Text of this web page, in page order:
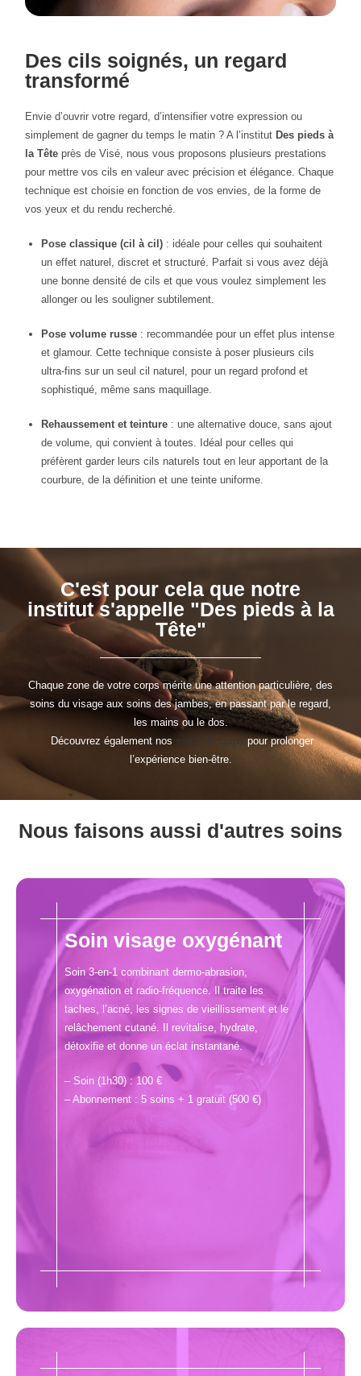
Des cils soignés, un regard
transformé
Envie d’ouvrir votre regard, d’intensifier votre expression ou
simplement de gagner du temps le matin ? A l’institut Des pieds à
la Tête près de Visé, nous vous proposons plusieurs prestations
pour mettre vos cils en valeur avec précision et élégance. Chaque
technique est choisie en fonction de vos envies, de la forme de
vos yeux et du rendu recherché.
Pose classique (cil à cil) : idéale pour celles qui souhaitent
un effet naturel, discret et structuré. Parfait si vous avez déjà
une bonne densité de cils et que vous voulez simplement les
allonger ou les souligner subtilement.
Pose volume russe : recommandée pour un effet plus intense
et glamour. Cette technique consiste à poser plusieurs cils
ultra-fins sur un seul cil naturel, pour un regard profond et
sophistiqué, même sans maquillage.
Rehaussement et teinture : une alternative douce, sans ajout
de volume, qui convient à toutes. Idéal pour celles qui
préfèrent garder leurs cils naturels tout en leur apportant de la
courbure, de la définition et une teinte uniforme.
C'est pour cela que notre
institut s'appelle "Des pieds à la
Tête"
Chaque zone de votre corps mérite une attention particulière, des
soins du visage aux soins des jambes, en passant par le regard,
les mains ou le dos.
Découvrez également nos soins du corps pour prolonger
l’expérience bien-être.
Nous faisons aussi d'autres soins
Soin visage oxygénant
Soin 3-en-1 combinant dermo-abrasion,
oxygénation et radio-fréquence. Il traite les
taches, l’acné, les signes de vieillissement et le
relâchement cutané. Il revitalise, hydrate,
détoxifie et donne un éclat instantané.
– Soin (1h30) : 100 €
– Abonnement : 5 soins + 1 gratuit (500 €)